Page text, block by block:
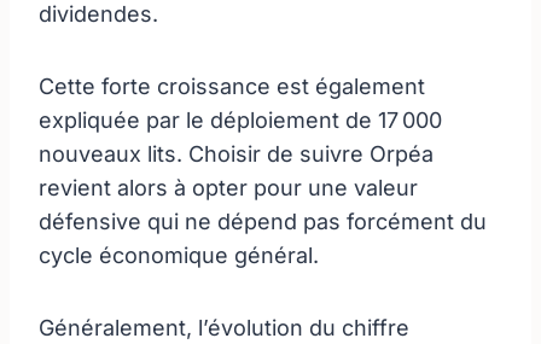
dividendes.
Cette forte croissance est également
expliquée par le déploiement de 17 000
nouveaux lits. Choisir de suivre Orpéa
revient alors à opter pour une valeur
défensive qui ne dépend pas forcément du
cycle économique général.
Généralement, l’évolution du chiffre